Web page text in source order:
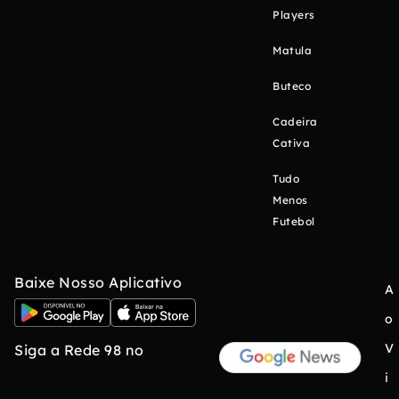
Players
Matula
Buteco
Cadeira
Cativa
Tudo
Menos
Futebol
Baixe Nosso Aplicativo
Siga a Rede 98 no
A
o
V
i